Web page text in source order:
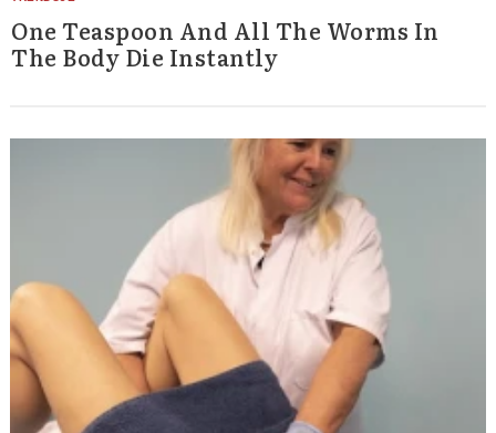
One Teaspoon And All The Worms In
The Body Die Instantly